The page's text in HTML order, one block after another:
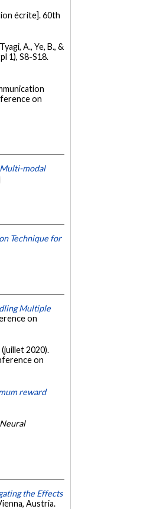
écrite]. 60th
A., Ye, B., &
1), S8-S18.
on
modal
Technique for
Multiple
on
(juillet 2020).
on
reward
Neural
the Effects
Austria.